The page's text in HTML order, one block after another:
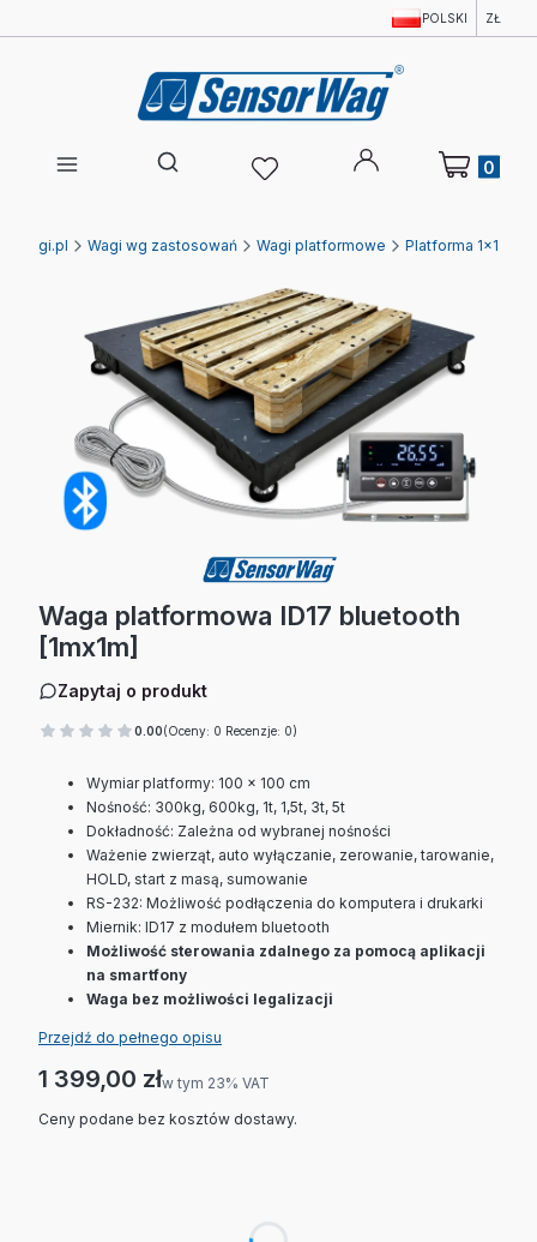
POLSKI ZŁ
Otwórz wyszukiwarkę
Produkty w
Ewagi.pl Wagi wg zastosowań Wagi platformowe Platforma 1x1
Waga platformowa ID17 bluetooth
[1mx1m]
Zapytaj o produkt
0.00(Oceny: 0 Recenzje: 0)
Wymiar platformy: 100 x 100 cm
Nośność: 300kg, 600kg, 1t, 1,5t, 3t, 5t
Dokładność: Zależna od wybranej nośności
Ważenie zwierząt, auto wyłączanie, zerowanie, tarowanie,
HOLD, start z masą, sumowanie
RS-232: Możliwość podłączenia do komputera i drukarki
Miernik: ID17 z modułem bluetooth
Możliwość sterowania zdalnego za pomocą aplikacji
na smartfony
Waga bez możliwości legalizacji
Przejdź do pełnego opisu
Cena
1 399,00 złw tym 23% VAT
w tym 23% VAT
Ceny podane bez kosztów dostawy.